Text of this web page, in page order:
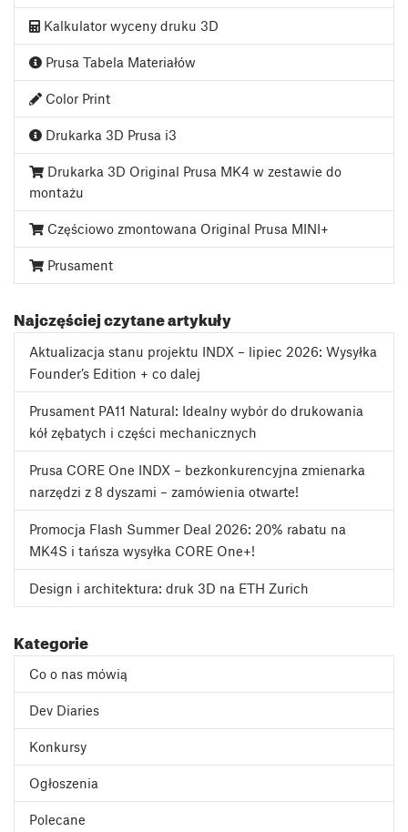
Kalkulator wyceny druku 3D
Prusa Tabela Materiałów
Color Print
Drukarka 3D Prusa i3
Drukarka 3D Original Prusa MK4 w zestawie do
montażu
Częściowo zmontowana Original Prusa MINI+
Prusament
Najczęściej czytane artykuły
Aktualizacja stanu projektu INDX – lipiec 2026: Wysyłka
Founder’s Edition + co dalej
Prusament PA11 Natural: Idealny wybór do drukowania
kół zębatych i części mechanicznych
Prusa CORE One INDX – bezkonkurencyjna zmienarka
narzędzi z 8 dyszami – zamówienia otwarte!
Promocja Flash Summer Deal 2026: 20% rabatu na
MK4S i tańsza wysyłka CORE One+!
Design i architektura: druk 3D na ETH Zurich
Kategorie
Co o nas mówią
Dev Diaries
Konkursy
Ogłoszenia
Polecane